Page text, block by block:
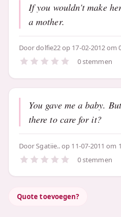
If you wouldn't make
a mother.
Doordolfie22op 17-02-2012 om
0 stemmen
You gave me a baby.
there to care for it?
DoorSgatiie..op 11-07-2011 om
0 stemmen
Quote toevoegen?